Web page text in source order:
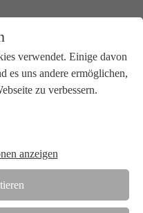
verwendet. Einige davon
es uns andere ermöglichen,
zu verbessern.
anzeigen
in enger
Wirtschaft.
Prüf-, Inspektions- und